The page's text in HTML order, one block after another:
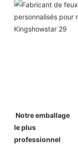
Notre emballage
le plus
professionnel